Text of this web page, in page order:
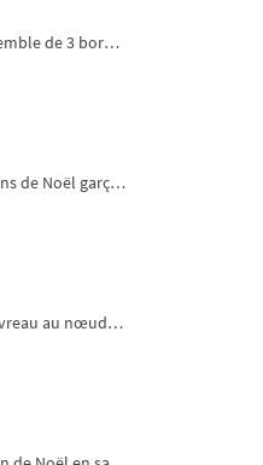
Ensemble de 3 bordures de Noël pour broderie machine
Lapins de Noël garçon et fille - 4 tailles
Chevreau au nœud rouge – broderie machine, 4 tailles